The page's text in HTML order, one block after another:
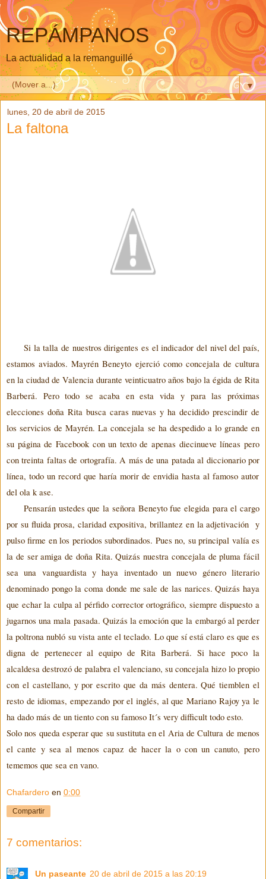
REPÁMPANOS
La actualidad a la remanguillé
▼
lunes, 20 de abril de 2015
La faltona
Si la talla de nuestros dirigentes es el indicador del nivel del país,
estamos aviados.Mayrén Beneyto ejerció como concejala de cultura
en la ciudad de Valencia durante veinticuatro años bajo la égida de Rita
Barberá. Pero todo se acaba en esta vida y para las próximas
elecciones doña Rita busca caras nuevas y ha decidido prescindir de
los servicios deMayrén. La concejala se ha despedido a lo grande en
su página de Facebook con un texto de apenas diecinueve líneas pero
con treinta faltas de ortografía. A más de una patada al diccionario por
línea, todo un record que haría morir de envidia hasta al famoso autor
del ola k ase.
Pensarán ustedes que la señora Beneytofue elegida para el cargo
por su fluida prosa, claridad expositiva, brillantez en laadjetivación y
pulso firme en los periodos subordinados. Pues no, su principal valía es
la de ser amiga de doña Rita. Quizás nuestra concejala de pluma fácil
sea una vanguardista y haya inventado un nuevo género literario
denominado pongo la coma donde me sale de las narices. Quizás haya
que echar la culpa al pérfido corrector ortográfico, siempre dispuesto a
jugarnos una mala pasada. Quizás la emoción que la embargó al perder
la poltrona nubló su vista ante el teclado. Lo que sí está claro es que es
digna de pertenecer al equipo de Rita Barberá. Si hace poco la
alcaldesa destrozó de palabra el valenciano, su concejala hizo lo propio
con el castellano, y por escrito que da más dentera. Qué tiemblen el
resto de idiomas, empezando por el inglés, al que Mariano Rajoy ya le
ha dado más de un tiento con su famoso It´s very difficult todo esto.
Solo nos queda esperar que susustituta enel Aria de Cultura demenos
el cante y sea al menos capaz de hacer la o con un canuto, pero
tememos que sea en vano.
Chafardero en 0:00
Compartir
7 comentarios:
Un paseante 20 de abril de 2015 a las 20:19